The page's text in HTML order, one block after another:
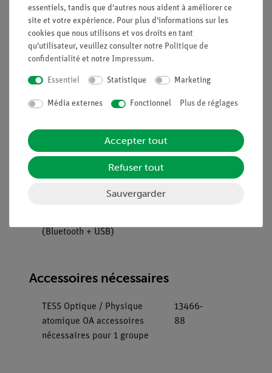
d'échantillonnage : 800 Hz
Contenu de livraison
Coffret TESS optique /
16 expériences, TESS
Physique avancée OA
15350-
1
Cobra SMARTsense
Current - Capteur de
(Bluetooth + USB)
12902-
Accessoires nécessaires
TESS Optique / Physique
atomique OA accessoires
nécessaires pour 1 groupe
13466-
88
essentiels, tandis que d'autres nous aident à améliorer ce
site et votre expérience. Pour plus d'informations sur les
cookies que nous utilisons et vos droits en tant
qu'utilisateur, veuillez consulter notre Politique de
confidentialité et notre Impressum.
Essentiel Statistique Marketing
Média externes Fonctionnel Plus de réglages
Accepter tout
Refuser tout
Sauvergarder